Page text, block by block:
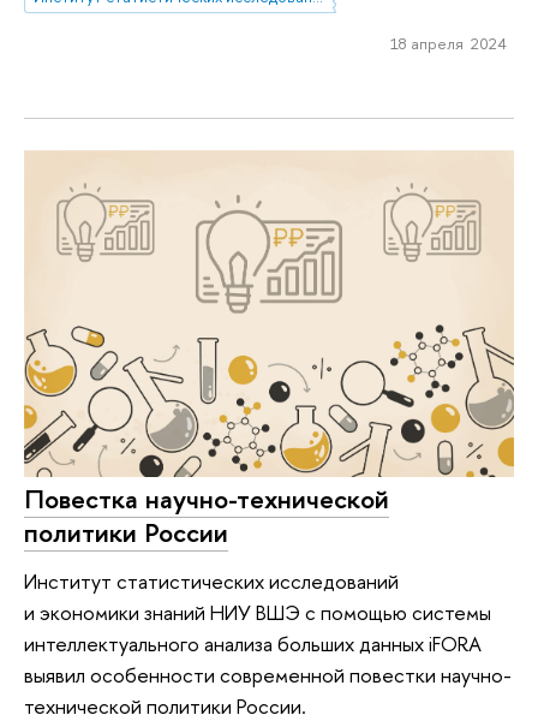
18 апреля 2024
Повестка научно-технической
политики России
Институт статистических исследований
и экономики знаний НИУ ВШЭ с помощью системы
интеллектуального анализа больших данных iFORA
выявил особенности современной повестки научно-
технической политики России.